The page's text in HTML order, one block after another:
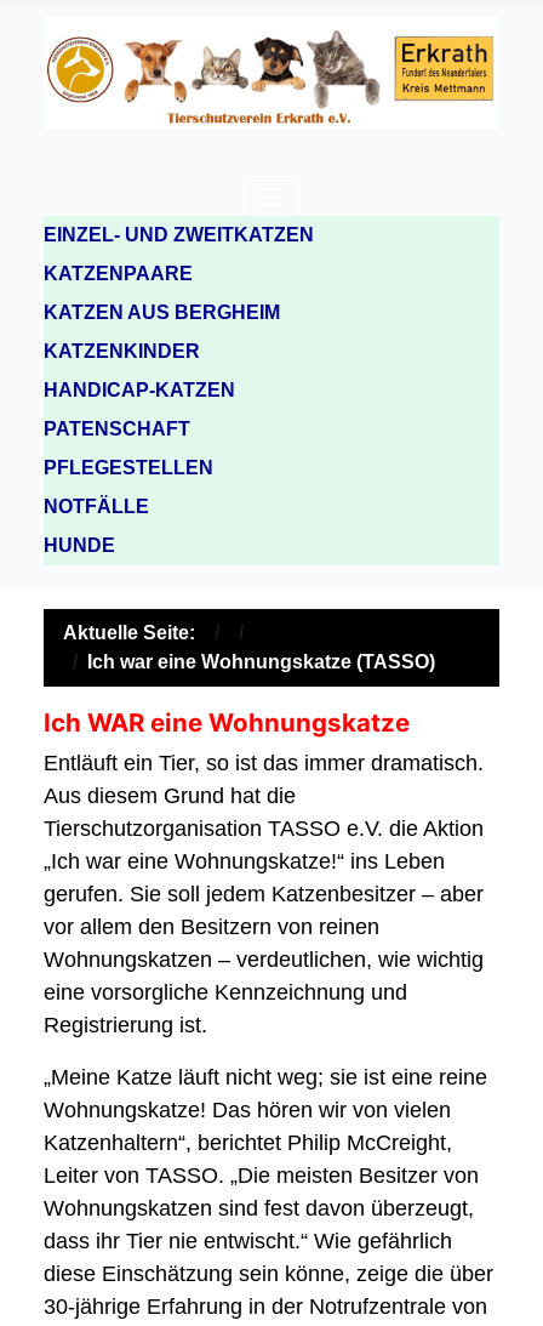
EINZEL- UND ZWEITKATZEN
KATZENPAARE
KATZEN AUS BERGHEIM
KATZENKINDER
HANDICAP-KATZEN
PATENSCHAFT
PFLEGESTELLEN
NOTFÄLLE
HUNDE
Aktuelle Seite:
Ich war eine Wohnungskatze (TASSO)
Ich WAR eine Wohnungskatze
Entläuft ein Tier, so ist das immer dramatisch.
Aus diesem Grund hat die
Tierschutzorganisation TASSO e.V. die Aktion
„Ich war eine Wohnungskatze!“ ins Leben
gerufen. Sie soll jedem Katzenbesitzer – aber
vor allem den Besitzern von reinen
Wohnungskatzen – verdeutlichen, wie wichtig
eine vorsorgliche Kennzeichnung und
Registrierung ist.
„Meine Katze läuft nicht weg; sie ist eine reine
Wohnungskatze! Das hören wir von vielen
Katzenhaltern“, berichtet Philip McCreight,
Leiter von TASSO. „Die meisten Besitzer von
Wohnungskatzen sind fest davon überzeugt,
dass ihr Tier nie entwischt.“ Wie gefährlich
diese Einschätzung sein könne, zeige die über
30-jährige Erfahrung in der Notrufzentrale von